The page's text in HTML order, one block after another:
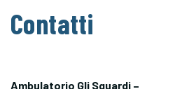
Contatti
Ambulatorio Gli Sguardi –